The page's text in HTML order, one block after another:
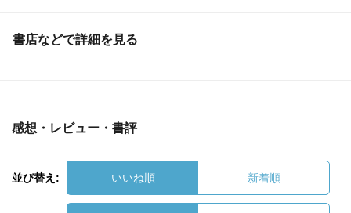
書店などで詳細を見る
感想・レビュー・書評
並び替え: いいね順 新着順